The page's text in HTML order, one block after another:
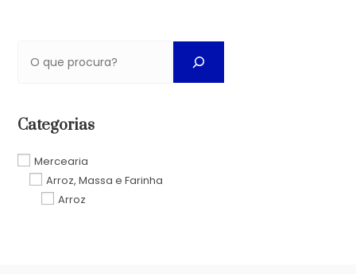
Categorias
Mercearia
Arroz, Massa e Farinha
Arroz